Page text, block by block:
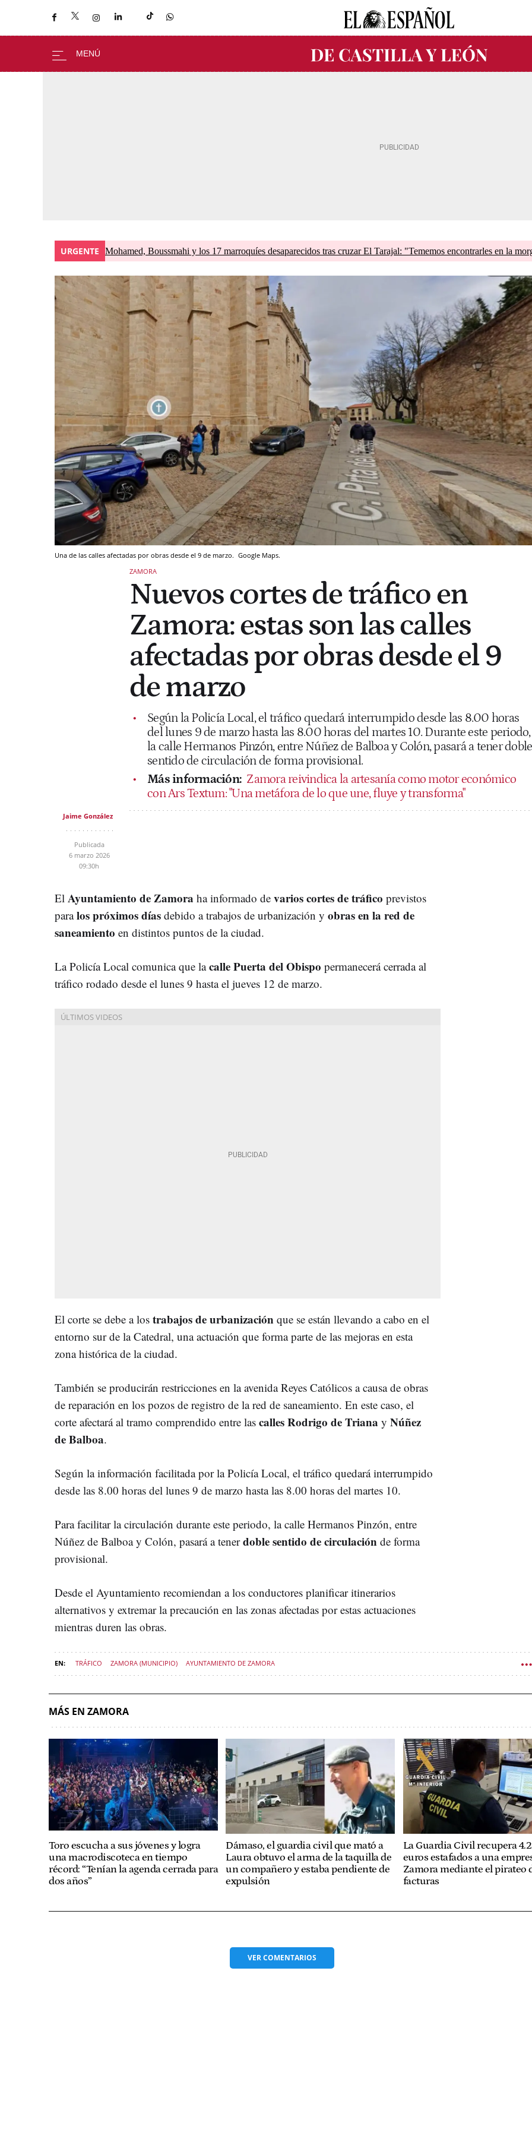
URGENTE Mohamed, Boussmahi y los 17 marroquíes desaparecidos tras cruzar El Tarajal: "Tememos encontrarles en la
Una de las calles afectadas por obras desde el 9 de marzo. Google Maps.
ZAMORA
Nuevos cortes de tráfico en
Zamora: estas son las calles
afectadas por obras desde el 9
de marzo
Según la Policía Local, el tráfico quedará interrumpido desde las 8.00 horas
del lunes 9 de marzo hasta las 8.00 horas del martes 10. Durante este periodo,
la calle Hermanos Pinzón, entre Núñez de Balboa y Colón, pasará a tener doble
sentido de circulación de forma provisional.
Más información: Zamora reivindica la artesanía como motor económico
con Ars Textum: "Una metáfora de lo que une, fluye y transforma"
Jaime González
Publicada
6 marzo 2026
09:30h
El Ayuntamiento de Zamora ha informado de varios cortes de tráfico previstos
paralos próximos días debido a trabajos de urbanización y obras en la red de
saneamiento en distintos puntos de la ciudad.
La Policía Local comunica que lacalle Puerta del Obispo permanecerá cerrada al
tráfico rodado desde el lunes 9 hasta el jueves 12 de marzo.
El corte se debe a los trabajos de urbanización que se están llevando a cabo en el
entorno sur de la Catedral, una actuación que forma parte de las mejoras en esta
zona histórica de la ciudad.
También se producirán restricciones en la avenida Reyes Católicos a causa de obras
de reparación en los pozos de registro de la red de saneamiento. En este caso, el
corte afectará al tramo comprendido entre las calles Rodrigo de Triana y Núñez
de Balboa.
Según la información facilitada por la Policía Local, el tráfico quedará interrumpido
desde las 8.00 horas del lunes 9 de marzo hasta las 8.00 horas del martes 10.
Para facilitar la circulación durante este periodo, la calle Hermanos Pinzón, entre
Núñez de Balboa y Colón, pasará a tenerdoble sentido de circulación de forma
provisional.
Desde el Ayuntamiento recomiendan a los conductores planificar itinerarios
alternativos y extremar la precaución en las zonas afectadas por estas actuaciones
mientras duren las obras.
TRÁFICO ZAMORA (MUNICIPIO) AYUNTAMIENTO DE ZAMORA
MÁS EN ZAMORA
Toro escucha a sus jóvenes y logra
una macrodiscoteca en tiempo
récord: “Tenían la agenda cerrada para
dos años”
Dámaso, el guardia civil que mató a
Laura obtuvo el arma de la taquilla de
un compañero y estaba pendiente de
expulsión
La Guardia Civil recupera
euros estafados a una
Zamora mediante el pirateo
facturas
VERCOMENTARIOS